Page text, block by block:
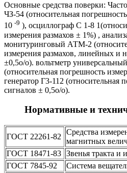
Основные средства поверки:
ЧЗ-54 (относительная
10 -9 ), осциллограф С 1-8
измерения размахов ± 1%) ,
монитуринговый АТМ-2
измерения размахов, линейных и
±0,5о/о). вольтметр
(относительная погрешность
генератор Г3-112 (относительная
сигналов ± 0,5о/о).
Нормативные и
ГОСТ 22261-82
Средства
магнитных
ГОСТ 18471-83 Звенья тракта и
ГОСТ 7845-92
Система